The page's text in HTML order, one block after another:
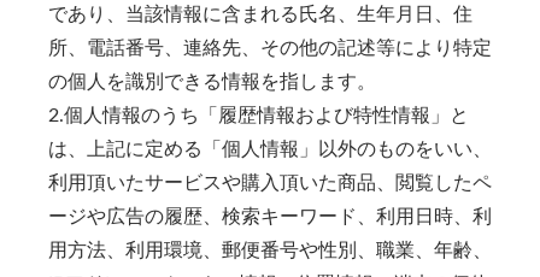
であり、当該情報に含まれる氏名、生年月日、住
所、電話番号、連絡先、その他の記述等により特定
の個人を識別できる情報を指します。
2.個人情報のうち「履歴情報および特性情報」と
は、上記に定める「個人情報」以外のものをいい、
利用頂いたサービスや購入頂いた商品、閲覧したペ
ージや広告の履歴、検索キーワード、利用日時、利
用方法、利用環境、郵便番号や性別、職業、年齢、